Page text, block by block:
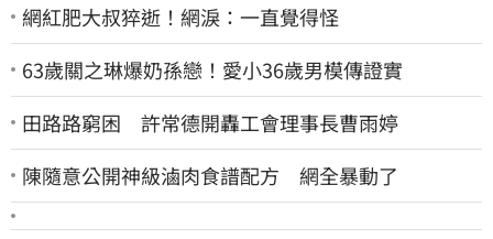
網紅肥大叔猝逝！網淚：一直覺得怪
63歲關之琳爆奶孫戀！愛小36歲男模傳證實
田路路窮困 許常德開轟工會理事長曹雨婷
陳隨意公開神級滷肉食譜配方 網全暴動了